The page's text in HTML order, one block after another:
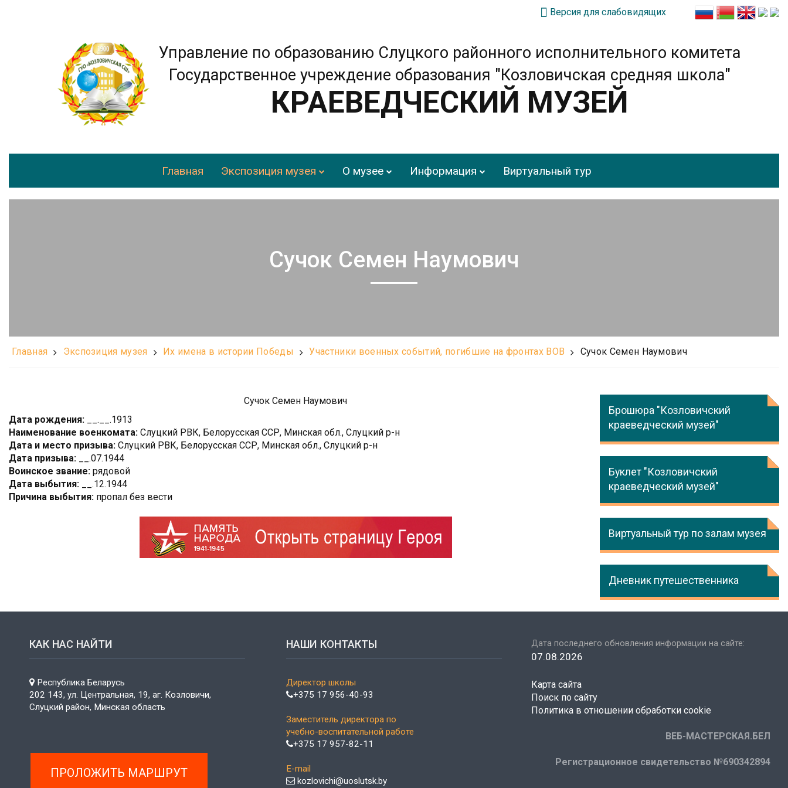
Версия для слабовидящих
Управление по образованию Слуцкого районного исполнительного комитета
Государственное учреждение образования "Козловичская средняя школа"
КРАЕВЕДЧЕСКИЙ МУЗЕЙ
Главная Экспозиция музея О музее Информация Виртуальный тур
Сучок Семен Наумович
Главная Экспозиция музея Их имена в истории Победы Участники военных событий, погибшие на фронтах ВОВ Сучок Семен Наумович
Сучок Семен Наумович
Дата рождения: __.__.1913
Наименование военкомата: Слуцкий РВК, Белорусская ССР, Минская обл., Слуцкий р-н
Дата и место призыва: Слуцкий РВК, Белорусская ССР, Минская обл., Слуцкий р-н
Дата призыва: __.07.1944
Воинское звание: рядовой
Дата выбытия: __.12.1944
Причина выбытия: пропал без вести
Брошюра "Козловичский
краеведческий музей"
Буклет "Козловичский
краеведческий музей"
Виртуальный тур по залам музея
Дневник путешественника
КАК НАС НАЙТИ
Республика Беларусь
202 143, ул. Центральная, 19, аг. Козловичи,
Слуцкий район, Минская область
ПРОЛОЖИТЬ МАРШРУТ
НАШИ КОНТАКТЫ
Директор школы
+375 17 956-40-93
Заместитель директора по
учебно-воспитательной работе
+375 17 957-82-11
E-mail
kozlovichi@uoslutsk.by
Дата последнего обновления информации на сайте:
07.08.2026
Карта сайта
Поиск по сайту
Политика в отношении обработки cookie
ВЕБ-МАСТЕРСКАЯ.БЕЛ
Регистрационное свидетельство №690342894